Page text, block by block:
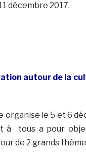
décembre 2017.
autour de la
le 5 et 6
à tous a pour
de 2 grands